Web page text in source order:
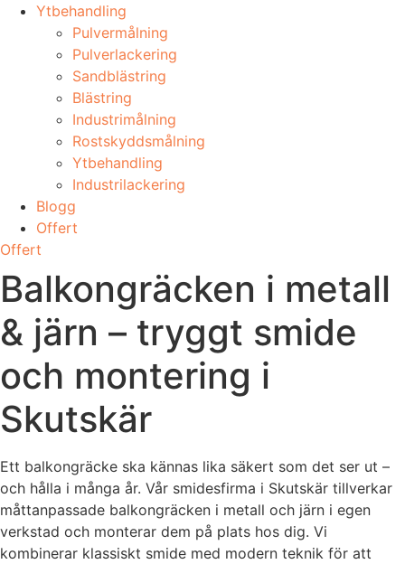
Ytbehandling
Pulvermålning
Pulverlackering
Sandblästring
Blästring
Industrimålning
Rostskyddsmålning
Ytbehandling
Industrilackering
Blogg
Offert
Offert
Balkongräcken i metall
& järn – tryggt smide
och montering i
Skutskär
Ett balkongräcke ska kännas lika säkert som det ser ut –
och hålla i många år. Vår smidesfirma i Skutskär tillverkar
måttanpassade balkongräcken i metall och järn i egen
verkstad och monterar dem på plats hos dig. Vi
kombinerar klassiskt smide med modern teknik för att